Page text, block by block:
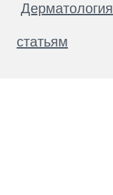
Дерматология
статьям